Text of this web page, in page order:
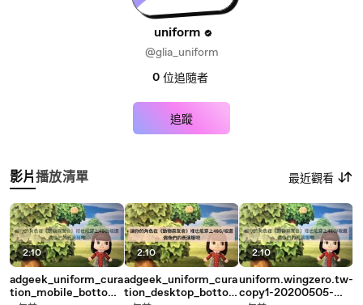
uniform
@glia_uniform
0 位追隨者
追蹤
影片播放清單 最近觀看
2:10
adgeek_uniform_cura
tion_mobile_bottom-
2:10
adgeek_uniform_cura
tion_desktop_botto
2:10
uniform.wingzero.tw-
copy1-20200505-